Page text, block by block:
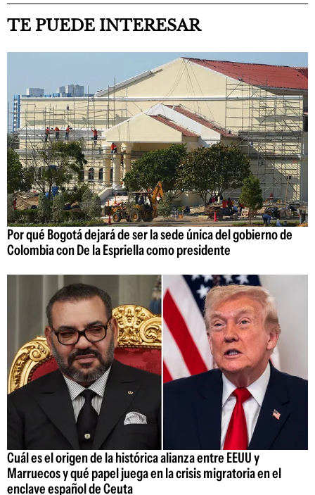
TE PUEDE INTERESAR
Por qué Bogotá dejará de ser la sede única del gobierno de
Colombia con De la Espriella como presidente
Cuál es el origen de la histórica alianza entre EEUU y
Marruecos y qué papel juega en la crisis migratoria en el
enclave español de Ceuta